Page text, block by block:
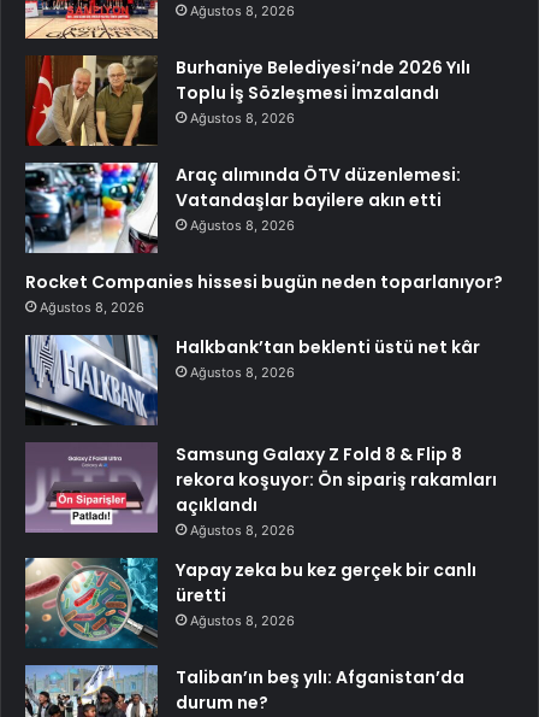
Ağustos 8, 2026
Burhaniye Belediyesi’nde 2026 Yılı
Toplu İş Sözleşmesi İmzalandı
Ağustos 8, 2026
Araç alımında ÖTV düzenlemesi:
Vatandaşlar bayilere akın etti
Ağustos 8, 2026
Rocket Companies hissesi bugün neden toparlanıyor?
Ağustos 8, 2026
Halkbank’tan beklenti üstü net kâr
Ağustos 8, 2026
Samsung Galaxy Z Fold 8 & Flip 8
rekora koşuyor: Ön sipariş rakamları
açıklandı
Ağustos 8, 2026
Yapay zeka bu kez gerçek bir canlı
üretti
Ağustos 8, 2026
Taliban’ın beş yılı: Afganistan’da
durum ne?